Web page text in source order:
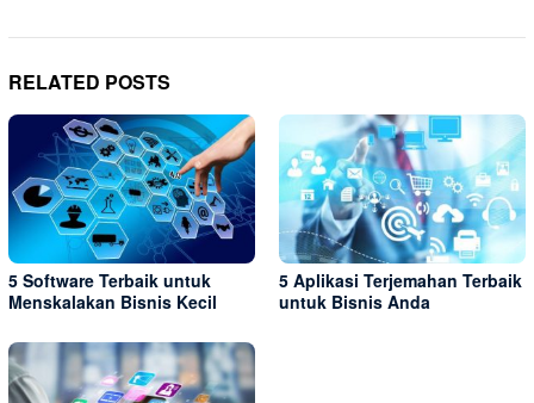
RELATED POSTS
5 Software Terbaik untuk
Menskalakan Bisnis Kecil
5 Aplikasi Terjemahan Terbaik
untuk Bisnis Anda